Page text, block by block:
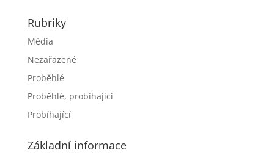
Rubriky
Média
Nezařazené
Proběhlé
Proběhlé, probíhající
Probíhající
Základní informace